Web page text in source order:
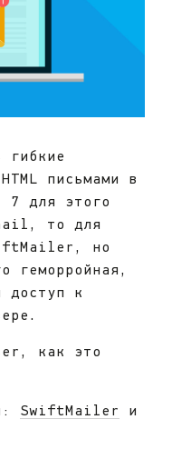
гибкие
письмами в
для этого
то для
но
геморройная,
доступ к
как это
SwiftMailer
и